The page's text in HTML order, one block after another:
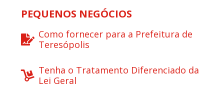
PEQUENOS NEGÓCIOS
Como fornecer para a Prefeitura de
Teresópolis
Tenha o Tratamento Diferenciado da
Lei Geral